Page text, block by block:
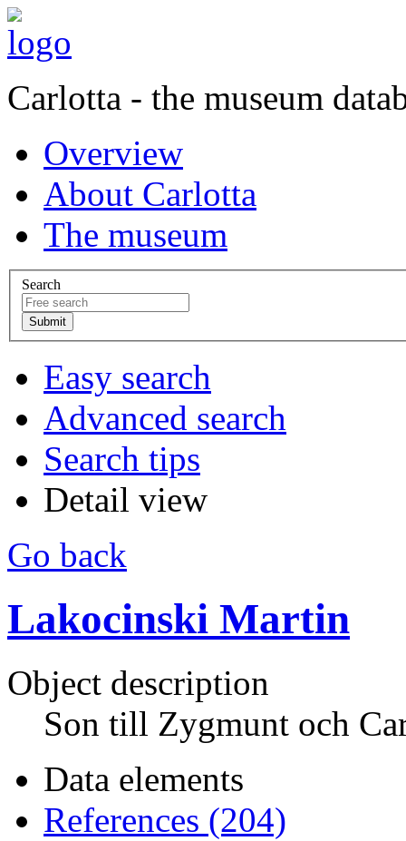
Carlotta - the museum
Overview
About Carlotta
The museum
Search
Easy search
Advanced search
Search tips
Detail view
Go back
Lakocinski Martin
Object description
Son till Zygmunt och
Data elements
References (204)